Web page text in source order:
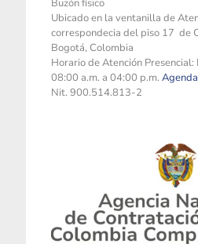
Buzón físico
Ubicado en la ventanilla de
correspondecia del piso 17 de
Bogotá, Colombia
Horario de Atención Presencial:
08:00 a.m. a 04:00 p.m.
Nit. 900.514.813-2